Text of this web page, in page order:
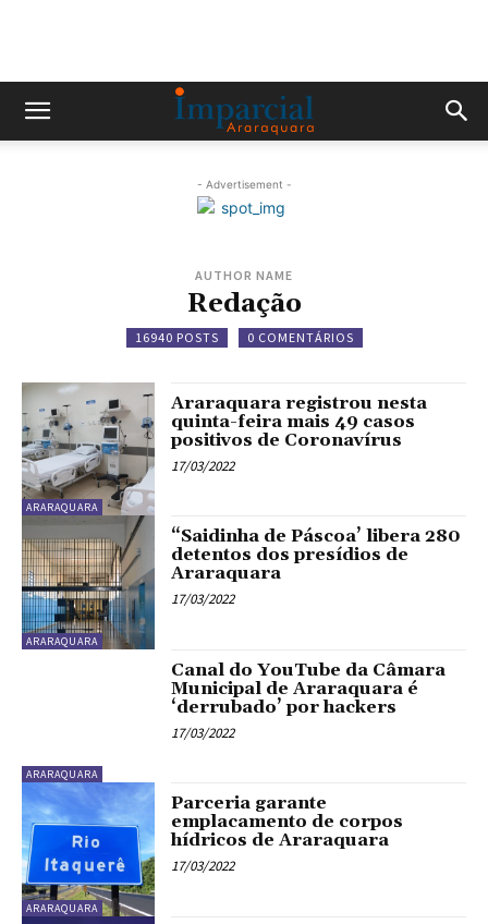
- Advertisement -
AUTHOR NAME
Redação
16940 POSTS 0 COMENTÁRIOS
ARARAQUARA
Araraquara registrou nesta
quinta-feira mais 49 casos
positivos de Coronavírus
17/03/2022
ARARAQUARA
“Saidinha de Páscoa’ libera 280
detentos dos presídios de
Araraquara
17/03/2022
ARARAQUARA
Canal do YouTube da Câmara
Municipal de Araraquara é
‘derrubado’ por hackers
17/03/2022
ARARAQUARA
Parceria garante
emplacamento de corpos
hídricos de Araraquara
17/03/2022